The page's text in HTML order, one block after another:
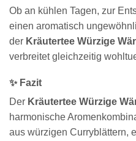
Ob an kühlen Tagen, zur
einen aromatisch
der Kräutertee Würzige
verbreitet gleichzeitig
✨ Fazit
Der Kräutertee Würzige
harmonische
aus würzigen Curryblättern,